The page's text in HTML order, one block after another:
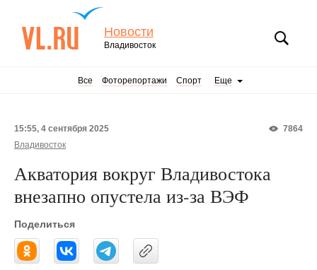
Новости
Владивосток
Все Фоторепортажи Спорт Еще
7864
15:55, 4 сентября 2025
Владивосток
Акватория вокруг Владивостока
внезапно опустела из-за ВЭФ
Поделиться